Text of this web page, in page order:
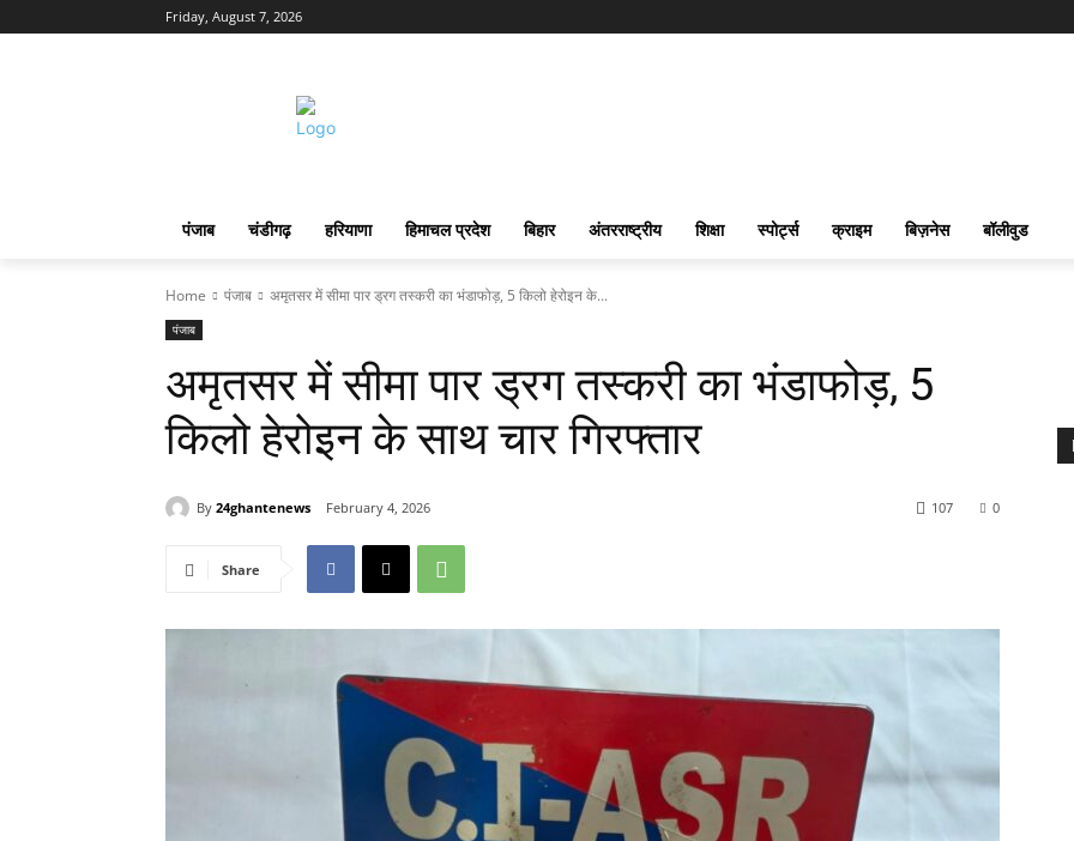
Friday, August 7, 2026
पंजाब चंडीगढ़ हरियाणा हिमाचल प्रदेश बिहार अंतरराष्ट्रीय शिक्षा स्पोर्ट्स क्राइम बिज़नेस बॉलीवुड
Home पंजाब अमृतसर में सीमा पार ड्रग तस्करी का भंडाफोड़, 5 किलो हेरोइन के...
पंजाब
अमृतसर में सीमा पार ड्रग तस्करी का भंडाफोड़, 5
किलो हेरोइन के साथ चार गिरफ्तार
By 24ghantenews February 4, 2026 0
107
Share